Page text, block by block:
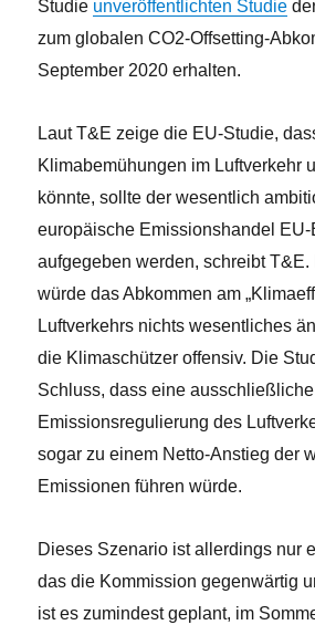
Studie unveröffentlichten Studie
zum globalen CO2-Offsetting-
September 2020 erhalten.
Laut T&E zeige die EU-Studie,
Klimabemühungen im Luftverkehr
könnte, sollte der wesentlich
europäische Emissionshandel EU-
aufgegeben werden, schreibt T&E.
würde das Abkommen am
Luftverkehrs nichts wesentliches
die Klimaschützer offensiv. Die
Schluss, dass eine ausschließliche
Emissionsregulierung des
sogar zu einem Netto-Anstieg der
Emissionen führen würde.
Dieses Szenario ist allerdings nur
das die Kommission gegenwärtig
ist es zumindest geplant, im